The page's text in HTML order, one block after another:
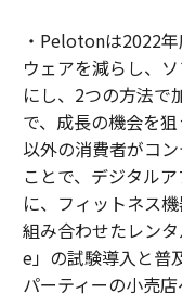
・Pelotonは2022
ウェアを減らし、
にし、2つの方法で
で、成長の機会を
以外の消費者がコ
ことで、デジタル
に、フィットネス
組み合わせたレン
e」の試験導入と普
パーティーの小売